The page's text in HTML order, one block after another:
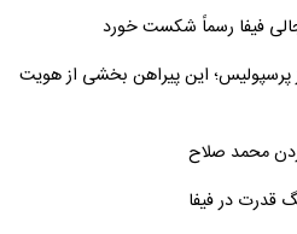
فیفا رسماً شکست خورد
پرسپولیس؛ این پیراهن بخشی از هویت
محمد صلاح
قدرت در فیفا